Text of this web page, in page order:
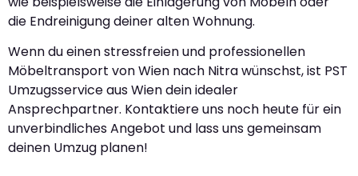
die Endreinigung deiner alten Wohnung.
Wenn du einen stressfreien und professionellen
Möbeltransport von Wien nach Nitra wünschst, ist PST
Umzugsservice aus Wien dein idealer
Ansprechpartner. Kontaktiere uns noch heute für ein
unverbindliches Angebot und lass uns gemeinsam
deinen Umzug planen!